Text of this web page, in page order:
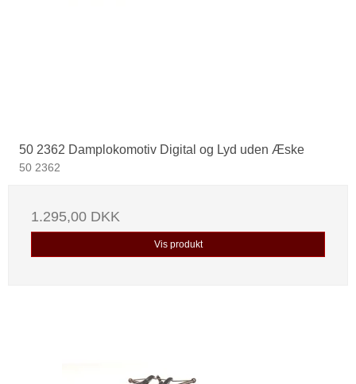
50 2362 Damplokomotiv Digital og Lyd uden Æske
50 2362
1.295,00 DKK
Vis produkt